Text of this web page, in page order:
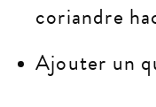
coriandre
Ajouter un